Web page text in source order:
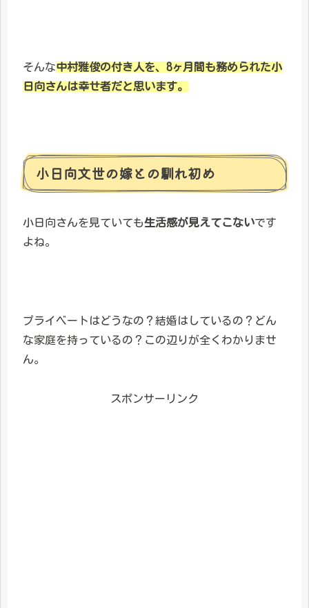
そんな中村雅俊の付き人を、8ヶ月間も務められた小
日向さんは幸せ者だと思います。
小日向文世の嫁との馴れ初め
小日向さんを見ていても生活感が見えてこないです
よね。
プライベートはどうなの？結婚はしているの？どん
な家庭を持っているの？この辺りが全くわかりませ
ん。
スポンサーリンク